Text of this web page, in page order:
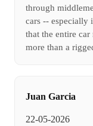
through
cars -- especially
that the entire
more than a
Juan Garcia
22-05-2026